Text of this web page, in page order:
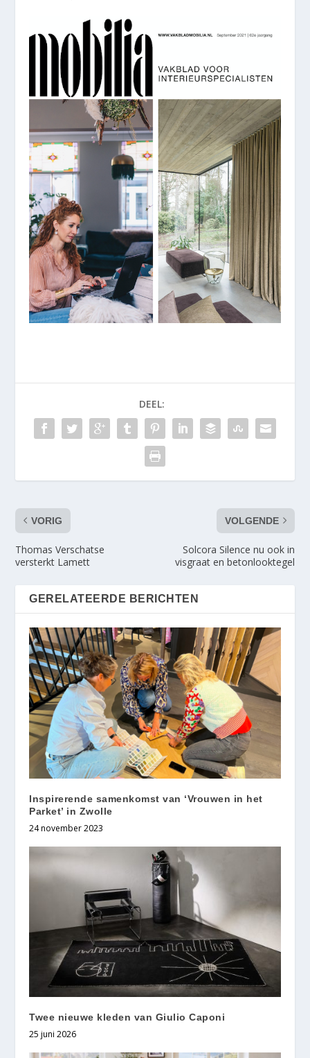
DEEL:
VORIG
Thomas Verschatse
versterkt Lamett
VOLGENDE
Solcora Silence nu ook in
visgraat en betonlooktegel
GERELATEERDE BERICHTEN
Inspirerende samenkomst van ‘Vrouwen in het
Parket’ in Zwolle
24 november 2023
Twee nieuwe kleden van Giulio Caponi
25 juni 2026